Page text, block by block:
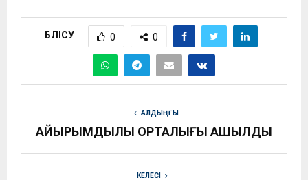
БӨЛІСУ 0 0
АЛДЫҢҒЫ
ҚАЙЫРЫМДЫЛЫҚ ОРТАЛЫҒЫ АШЫЛДЫ
КЕЛЕСІ